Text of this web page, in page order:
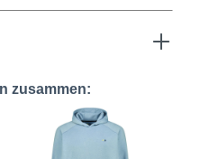
zusammen: